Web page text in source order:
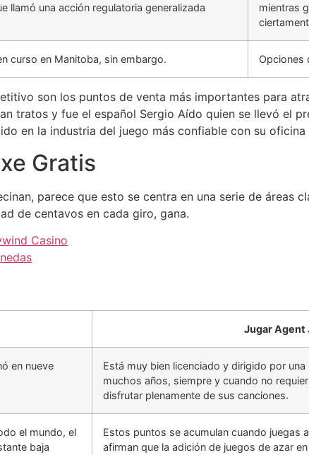
llamó una acción regulatoria generalizada
mientras
curso en Manitoba, sin embargo. Opciones
son los puntos de venta más importantes para
tratos y fue el español Sergio Aído quien se llevó el
en la industria del juego más confiable con su oficina
Gratis
parece que esto se centra en una serie de áreas
de centavos en cada giro, gana.
Casino
Jugar Agent
en nueve
Está muy bien licenciado y dirigido por
muchos años, siempre y cuando no
disfrutar plenamente de sus canciones.
el mundo, el
baja
Estos puntos se acumulan cuando juegas
afirman que la adición de juegos de azar